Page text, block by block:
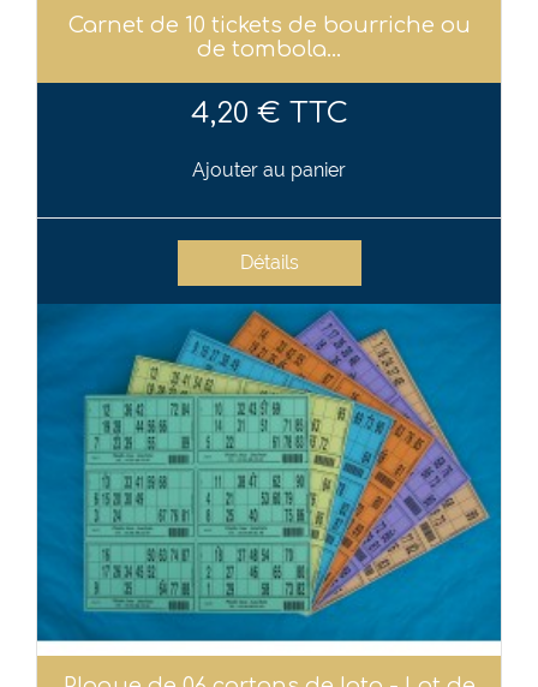
Carnet de 10 tickets de bourriche ou
de tombola...
4,20 € TTC
Ajouter au panier
Détails